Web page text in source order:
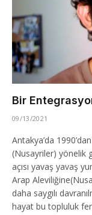
Bir
09/13/2021
Antakya’da
(Nusayriler) yönelik
açısı yavaş yavaş
Arap
daha saygılı
hayat bu topluluk